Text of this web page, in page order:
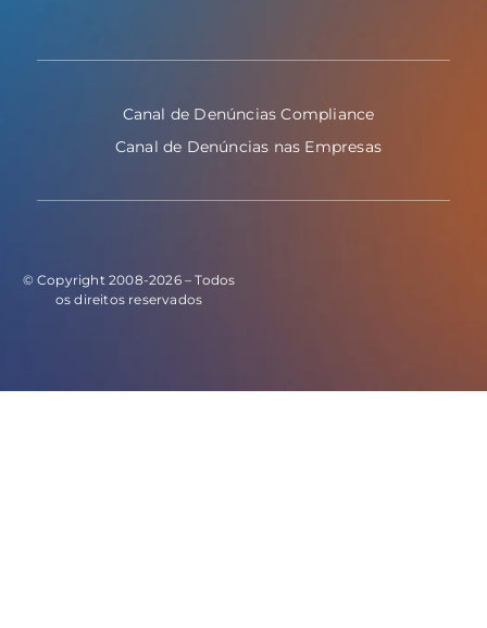
Canal de Denúncias Compliance
Canal de Denúncias nas Empresas
© Copyright 2008-2026 – Todos
os direitos reservados